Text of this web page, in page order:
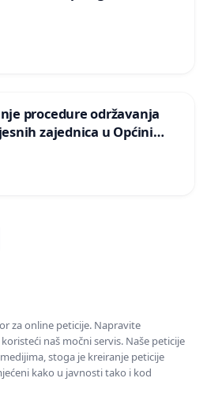
procedure održavanja
zajednica u Općini
za online peticije. Napravite
naš močni servis. Naše peticije
stoga je kreiranje peticije
kako u javnosti tako i kod